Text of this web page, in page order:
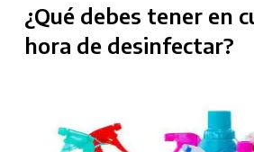
¿Qué debes tener en
hora de desinfectar?